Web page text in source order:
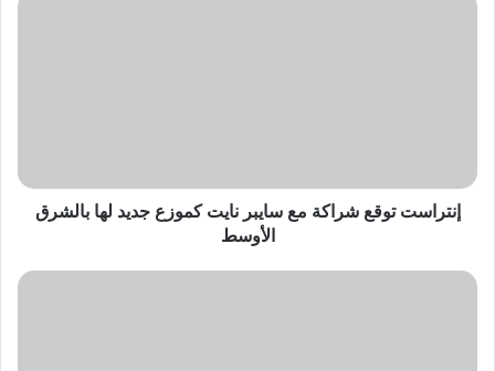
لها
بالشرق
إنتراست توقع شراكة مع سايبر نايت كموزع جديد لها بالشرق
الأوسط
SanDisk